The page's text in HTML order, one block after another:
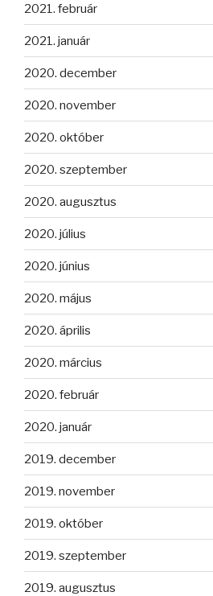
2021. február
2021. január
2020. december
2020. november
2020. október
2020. szeptember
2020. augusztus
2020. július
2020. június
2020. május
2020. április
2020. március
2020. február
2020. január
2019. december
2019. november
2019. október
2019. szeptember
2019. augusztus